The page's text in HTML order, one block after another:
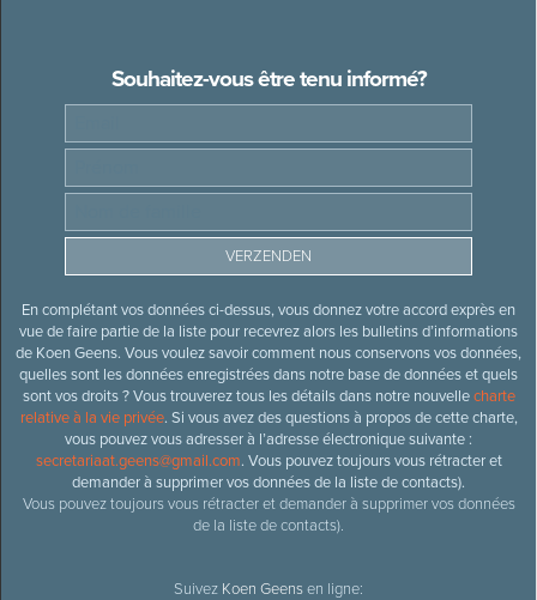
Souhaitez-vous être tenu informé?
En complétant vos données ci-dessus, vous donnez votre accord exprès en
vue de faire partie de la liste pour recevrez alors les bulletins d’informations
de Koen Geens. Vous voulez savoir comment nous conservons vos données,
quelles sont les données enregistrées dans notre base de données et quels
sont vos droits ? Vous trouverez tous les détails dans notre nouvellecharte
relative à la vie privée. Si vous avez des questions à propos de cette charte,
vous pouvez vous adresser à l’adresse électronique suivante :
secretariaat.geens@gmail.com. Vous pouvez toujours vous rétracter et
demander à supprimer vos données de la liste de contacts).
Vous pouvez toujours vous rétracter et demander à supprimer vos données
de la liste de contacts).
Suivez Koen Geensen ligne: